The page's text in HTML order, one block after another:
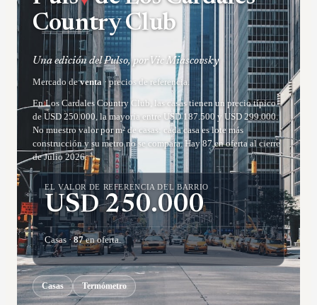
Country Club
Una edición del Pulso, por Vic Miascovsky
Mercado deventa · precios de referencia.
En Los Cardales Country Club, las casas tienen un precio típico
de USD 250.000, la mayoría entre USD 187.500 y USD 299.000.
No muestro valor por m² de casas: cada casa es lote más
construcción y su metro no se compara. Hay 87 en oferta al cierre
de Julio 2026.
EL VALOR DE REFERENCIA DEL BARRIO
USD250.000
Casas ·87en oferta.
Casas Termómetro